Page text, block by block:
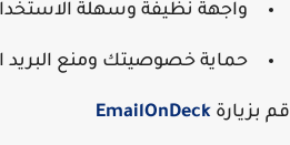
واجهة نظيفة وسهلة
حماية خصوصيتك ومنع البريد
قم بزيارة EmailOnDeck